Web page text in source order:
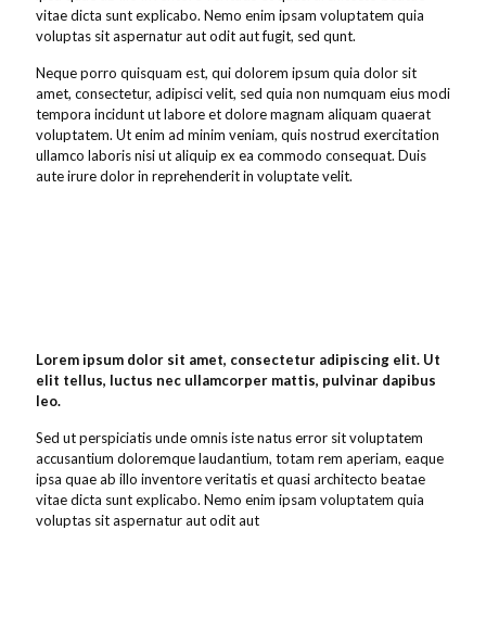
vitae dicta sunt explicabo. Nemo enim ipsam voluptatem quia
voluptas sit aspernatur aut odit aut fugit, sed qunt.
Neque porro quisquam est, qui dolorem ipsum quia dolor sit
amet, consectetur, adipisci velit, sed quia non numquam eius modi
tempora incidunt ut labore et dolore magnam aliquam quaerat
voluptatem. Ut enim ad minim veniam, quis nostrud exercitation
ullamco laboris nisi ut aliquip ex ea commodo consequat. Duis
aute irure dolor in reprehenderit in voluptate velit.
Lorem ipsum dolor sit amet, consectetur adipiscing elit. Ut
elit tellus, luctus nec ullamcorper mattis, pulvinar dapibus
leo.
Sed ut perspiciatis unde omnis iste natus error sit voluptatem
accusantium doloremque laudantium, totam rem aperiam, eaque
ipsa quae ab illo inventore veritatis et quasi architecto beatae
vitae dicta sunt explicabo. Nemo enim ipsam voluptatem quia
voluptas sit aspernatur aut odit aut